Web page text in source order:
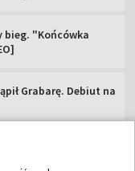
bieg. "Końcówka
Grabarę. Debiut na